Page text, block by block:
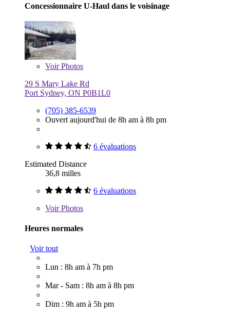
Concessionnaire U-Haul dans le voisinage
VoirPhotos
29 S Mary Lake Rd
Port Sydney, ON P0B1L0
(705) 385-6539
Ouvert aujourd'hui de 8h am à 8h pm
6 évaluations
Estimated Distance
36,8 milles
6 évaluations
VoirPhotos
Heures normales
Voir tout
Lun : 8h am à 7h pm
Mar - Sam : 8h am à 8h pm
Dim : 9h am à 5h pm